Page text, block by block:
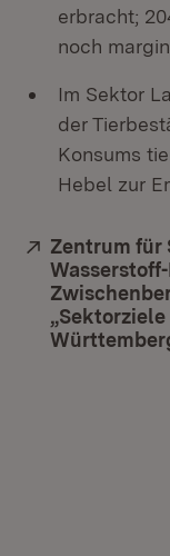
erbracht;
noch
Im Sektor
der
Konsums
Hebel zur
Extern:
Zentrum für